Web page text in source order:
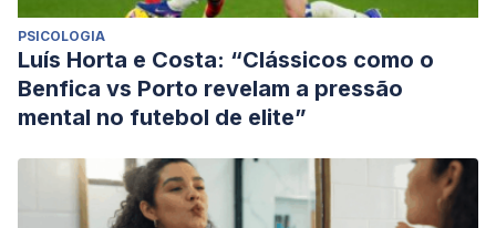
PSICOLOGIA
Luís Horta e Costa: “Clássicos como o
Benfica vs Porto revelam a pressão
mental no futebol de elite”